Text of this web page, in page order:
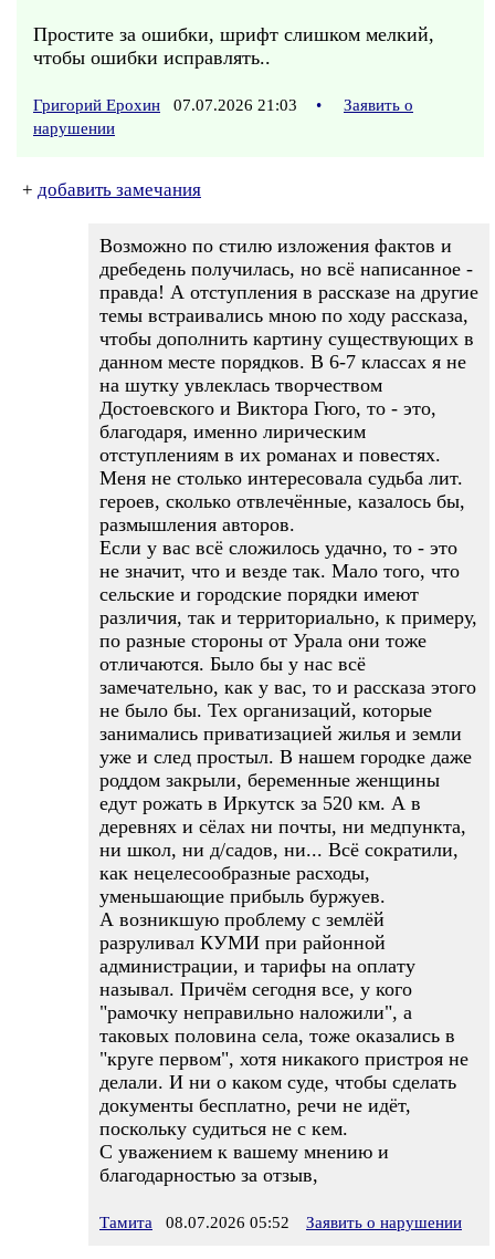
Простите за ошибки, шрифт слишком мелкий,
чтобы ошибки исправлять..
Григорий Ерохин 07.07.2026 21:03 •
Заявить о
нарушении
+ добавить замечания
Возможно по стилю изложения фактов и
дребедень получилась, но всё написанное -
правда! А отступления в рассказе на другие
темы встраивались мною по ходу рассказа,
чтобы дополнить картину существующих в
данном месте порядков. В 6-7 классах я не
на шутку увлеклась творчеством
Достоевского и Виктора Гюго, то - это,
благодаря, именно лирическим
отступлениям в их романах и повестях.
Меня не столько интересовала судьба лит.
героев, сколько отвлечённые, казалось бы,
размышления авторов.
Если у вас всё сложилось удачно, то - это
не значит, что и везде так. Мало того, что
сельские и городские порядки имеют
различия, так и территориально, к примеру,
по разные стороны от Урала они тоже
отличаются. Было бы у нас всё
замечательно, как у вас, то и рассказа этого
не было бы. Тех организаций, которые
занимались приватизацией жилья и земли
уже и след простыл. В нашем городке даже
роддом закрыли, беременные женщины
едут рожать в Иркутск за 520 км. А в
деревнях и сёлах ни почты, ни медпункта,
ни школ, ни д/садов, ни... Всё сократили,
как нецелесообразные расходы,
уменьшающие прибыль буржуев.
А возникшую проблему с землёй
разруливал КУМИ при районной
администрации, и тарифы на оплату
называл. Причём сегодня все, у кого
"рамочку неправильно наложили", а
таковых половина села, тоже оказались в
"круге первом", хотя никакого пристроя не
делали. И ни о каком суде, чтобы сделать
документы бесплатно, речи не идёт,
поскольку судиться не с кем.
С уважением к вашему мнению и
благодарностью за отзыв,
Тамита 08.07.2026 05:52 Заявить о нарушении